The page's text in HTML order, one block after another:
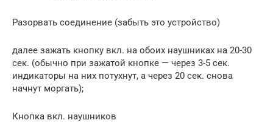
Разорвать соединение (забыть это устройство)
далее зажать кнопку вкл. на обоих наушниках на 20-30
сек. (обычно при зажатой кнопке — через 3-5 сек.
индикаторы на них потухнут, а через 20 сек. снова
начнут моргать);
Кнопка вкл. наушников